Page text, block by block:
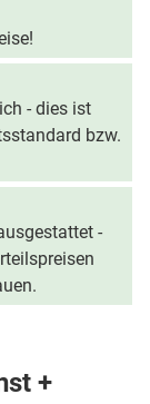
- dies ist
bzw.
-
+